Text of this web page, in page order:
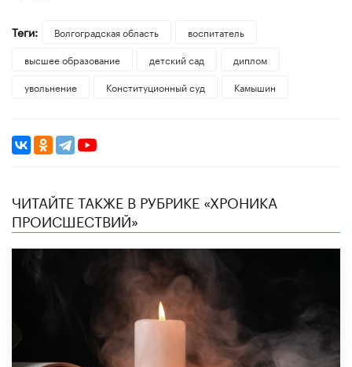
Теги: Волгоградская область
воспитатель
высшее образование
детский сад
диплом
увольнение
Конституционный суд Камышин
ЧИТАЙТЕ ТАКЖЕ В РУБРИКЕ «ХРОНИКА
ПРОИСШЕСТВИЙ»